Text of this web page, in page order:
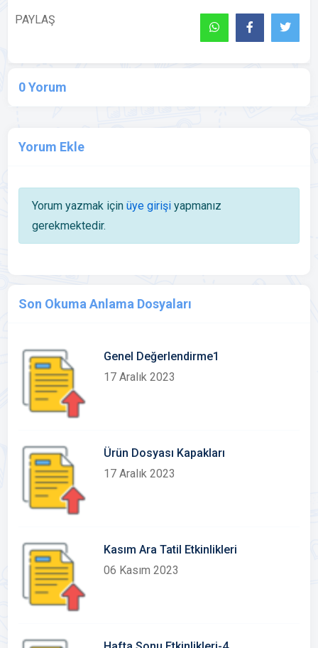
PAYLAŞ
0 Yorum
Yorum Ekle
Yorum yazmak için üye girişiyapmanız
gerekmektedir.
Son Okuma Anlama Dosyaları
Genel Değerlendirme1
17 Aralık 2023
Ürün Dosyası Kapakları
17 Aralık 2023
Kasım Ara Tatil Etkinlikleri
06 Kasım 2023